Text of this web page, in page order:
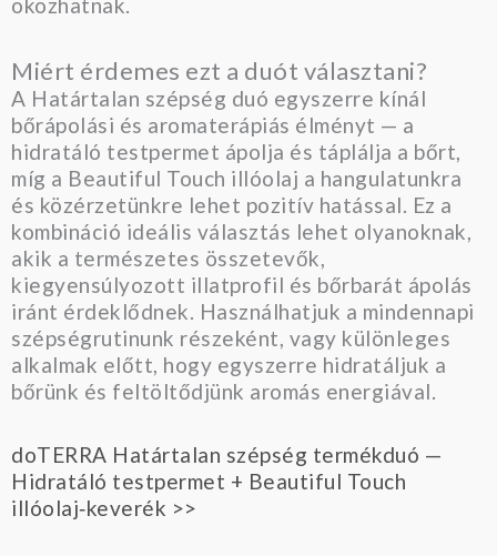
okozhatnak.
Miért érdemes ezt a duót választani?
A Határtalan szépség duó egyszerre kínál
bőrápolási és aromaterápiás élményt — a
hidratáló testpermet ápolja és táplálja a bőrt,
míg a Beautiful Touch illóolaj a hangulatunkra
és közérzetünkre lehet pozitív hatással. Ez a
kombináció ideális választás lehet olyanoknak,
akik a természetes összetevők,
kiegyensúlyozott illatprofil és bőrbarát ápolás
iránt érdeklődnek. Használhatjuk a mindennapi
szépségrutinunk részeként, vagy különleges
alkalmak előtt, hogy egyszerre hidratáljuk a
bőrünk és feltöltődjünk aromás energiával.
doTERRA Határtalan szépség termékduó —
Hidratáló testpermet + Beautiful Touch
illóolaj‑keverék >>